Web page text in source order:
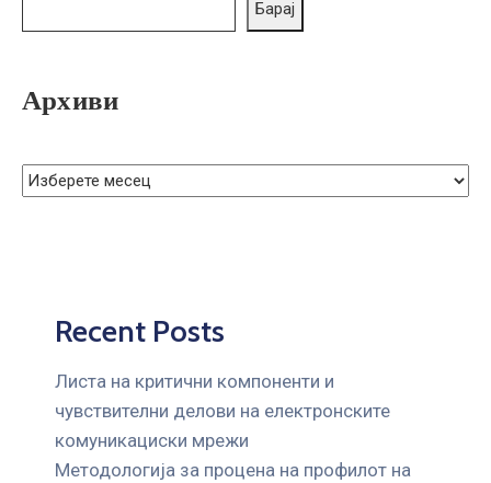
Барај
Архиви
Recent Posts
Листа на критични компоненти и
чувствителни делови на електронските
комуникациски мрежи
Mетодологија за процена на профилот на